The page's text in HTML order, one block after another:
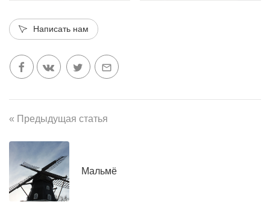
Написать нам
« Предыдущая статья
Мальмё